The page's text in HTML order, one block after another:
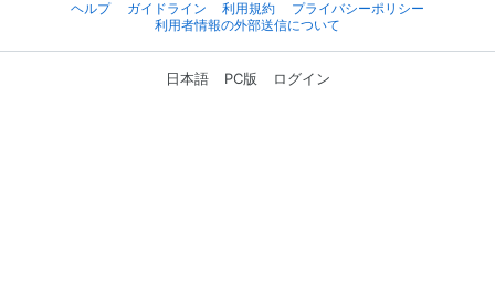
ヘルプ
ガイドライン 利用規約
プライバシーポリシー
利用者情報の外部送信について
日本語 PC版 ログイン